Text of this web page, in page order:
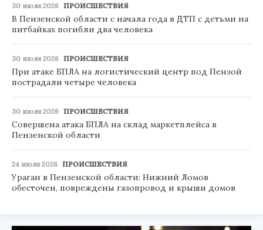
30 июля 2026 ПРОИСШЕСТВИЯ
В Пензенской области с начала года в ДТП с детьми на
питбайках погибли два человека
30 июля 2026 ПРОИСШЕСТВИЯ
При атаке БПЛА на логистический центр под Пензой
пострадали четыре человека
30 июля 2026 ПРОИСШЕСТВИЯ
Совершена атака БПЛА на склад маркетплейса в
Пензенской области
24 июля 2026 ПРОИСШЕСТВИЯ
Ураган в Пензенской области: Нижний Ломов
обесточен, повреждены газопровод и крыши домов